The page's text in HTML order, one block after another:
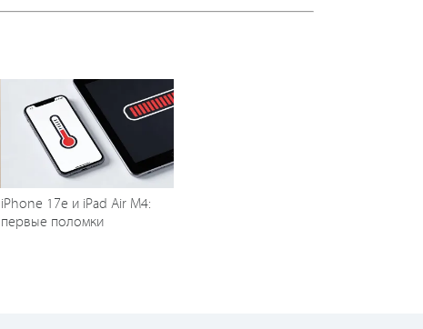
iPhone 17e и iPad Air M4:
первые поломки